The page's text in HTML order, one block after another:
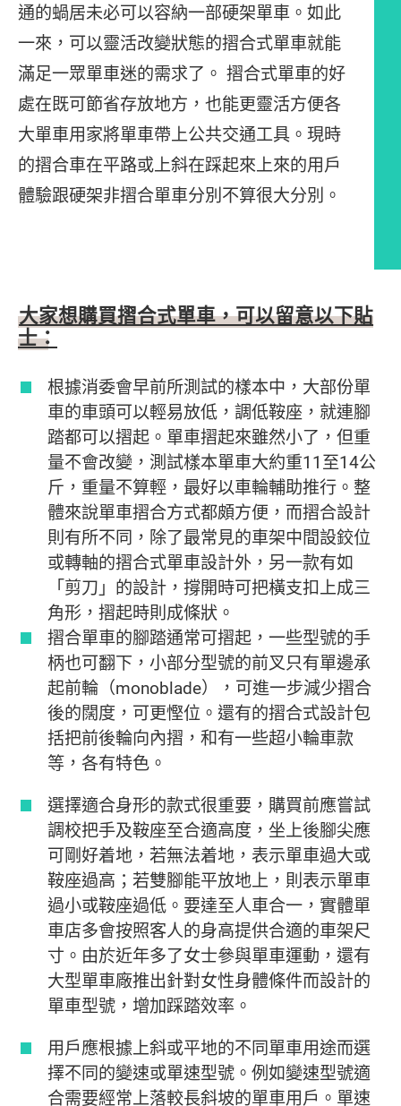
通的蝸居未必可以容納一部硬架單車。如此
一來，可以靈活改變狀態的摺合式單車就能
滿足一眾單車迷的需求了。 摺合式單車的好
處在既可節省存放地方，也能更靈活方便各
大單車用家將單車帶上公共交通工具。現時
的摺合車在平路或上斜在踩起來上來的用戶
體驗跟硬架非摺合單車分別不算很大分別。
大家想購買摺合式單車，可以留意以下貼
士：
根據消委會早前所測試的樣本中，大部份單
車的車頭可以輕易放低，調低鞍座，就連腳
踏都可以摺起。單車摺起來雖然小了，但重
量不會改變，測試樣本單車大約重11至14公
斤，重量不算輕，最好以車輪輔助推行。整
體來說單車摺合方式都頗方便，而摺合設計
則有所不同，除了最常見的車架中間設鉸位
或轉軸的摺合式單車設計外，另一款有如
「剪刀」的設計，撐開時可把橫支扣上成三
角形，摺起時則成條狀。
摺合單車的腳踏通常可摺起，一些型號的手
柄也可翻下，小部分型號的前叉只有單邊承
起前輪（monoblade），可進一步減少摺合
後的闊度，可更慳位。還有的摺合式設計包
括把前後輪向內摺，和有一些超小輪車款
等，各有特色。
選擇適合身形的款式很重要，購買前應嘗試
調校把手及鞍座至合適高度，坐上後腳尖應
可剛好着地，若無法着地，表示單車過大或
鞍座過高；若雙腳能平放地上，則表示單車
過小或鞍座過低。要達至人車合一，實體單
車店多會按照客人的身高提供合適的車架尺
寸。由於近年多了女士參與單車運動，還有
大型單車廠推出針對女性身體條件而設計的
單車型號，增加踩踏效率。
用戶應根據上斜或平地的不同單車用途而選
擇不同的變速或單速型號。例如變速型號適
合需要經常上落較長斜坡的單車用戶。單速